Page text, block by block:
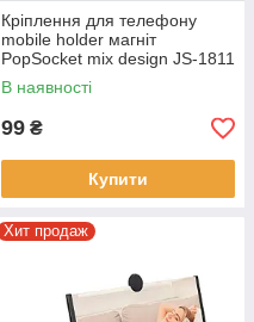
Кріплення для телефону
mobile holder магніт
PopSocket mix design JS-1811
В наявності
99 ₴
Купити
Хит продаж